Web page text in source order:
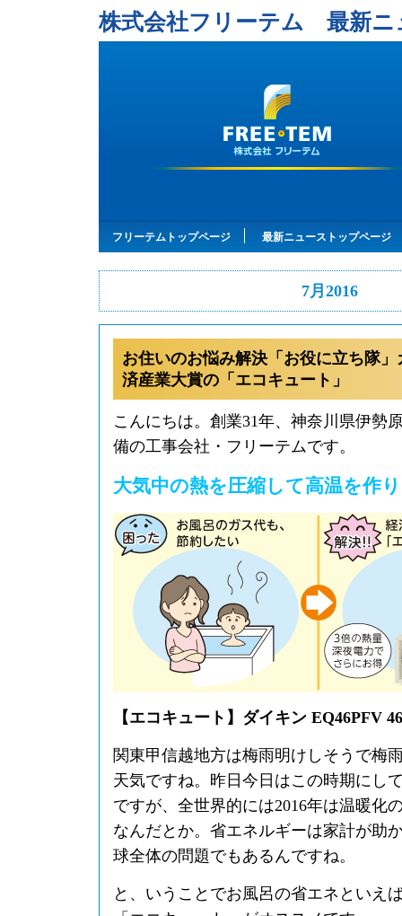
株式会社フリーテム 最新ニ
フリーテムトップページ 最新ニューストップページ
7月2016
お住いのお悩み解決「お役に立ち隊
済産業大賞の「エコキュート」
こんにちは。創業31年、神奈川県伊勢
備の工事会社・フリーテムです。
大気中の熱を圧縮して高温を作
【エコキュート】ダイキン EQ46PFV
関東甲信越地方は梅雨明けしそうで梅
天気ですね。昨日今日はこの時期にし
ですが、全世界的には2016年は温暖化
なんだとか。省エネルギーは家計が助
球全体の問題でもあるんですね。
と、いうことでお風呂の省エネといえ